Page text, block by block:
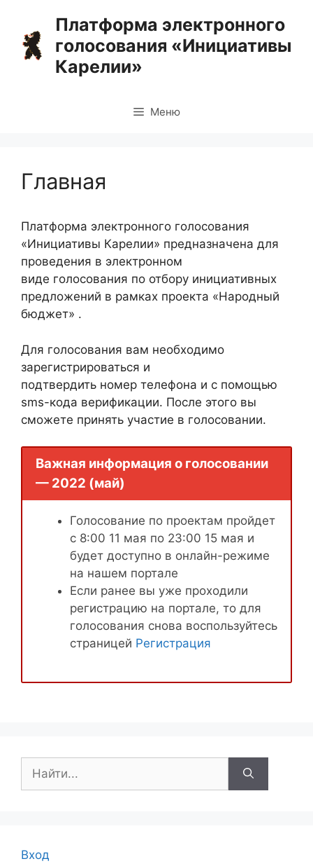
содержимому
Платформа электронного
голосования «Инициативы
Карелии»
Меню
Главная
Платформа электронного голосования
«Инициативы Карелии» предназначена для
проведения в электронном
виде голосования по отбору инициативных
предложений в рамках проекта «Народный
бюджет» .
Для голосования вам необходимо
зарегистрироваться и
подтвердить номер телефона и с помощью
sms-кода верификации. После этого вы
сможете принять участие в голосовании.
Важная информация о голосовании
— 2022 (май)
Голосование по проектам пройдет
с 8:00 11 мая по 23:00 15 мая и
будет доступно в онлайн-режиме
на нашем портале
Если ранее вы уже проходили
регистрацию на портале, то для
голосования снова воспользуйтесь
страницей Регистрация
Вход